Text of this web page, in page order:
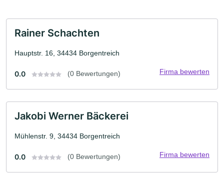
Rainer Schachten
Hauptstr. 16, 34434 Borgentreich
0.0 (0 Bewertungen) Firma bewerten
Jakobi Werner Bäckerei
Mühlenstr. 9, 34434 Borgentreich
0.0 (0 Bewertungen) Firma bewerten